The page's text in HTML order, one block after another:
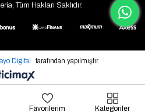
Tüm Hakları Saklıdır.
Digital tarafından yapılmıştır.
Favorilerim Kategoriler